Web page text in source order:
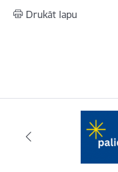
Drukāt lapu